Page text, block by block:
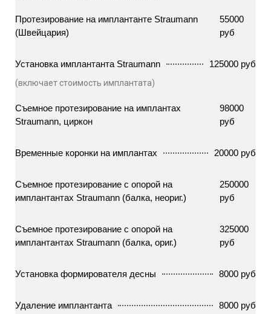
Протезирование на имплантанте Straumann
(Швейцария)
55000
руб
Установка имплантанта Straumann 125000 руб
(включает стоимость имплантата)
Съемное протезирование на имплантах
Straumann, циркон
98000
руб
Временные коронки на имплантах 20000 руб
Съемное протезирование с опорой на
имплантантах Straumann (балка, неориг.)
250000
руб
Съемное протезирование с опорой на
имплантантах Straumann (балка, ориг.)
325000
руб
Установка формирователя десны 8000 руб
Удаление имплантанта 8000 руб